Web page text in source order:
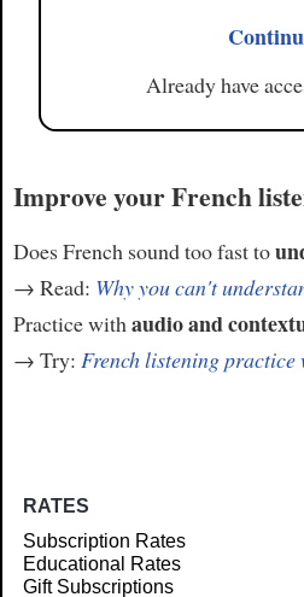
Already have
Improve your French
Does French sound too fast to
→ Read: Why you can't
Practice withaudio and
→ Try: French listening
RATES
Subscription Rates
Educational Rates
Gift Subscriptions